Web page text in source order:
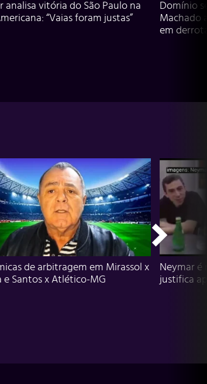
analisa vitória do São Paulo na
“Vaias foram justas”
Domínio
Machado
em
de arbitragem em Mirassol x
e Santos x Atlético-MG
Neymar é
justifica